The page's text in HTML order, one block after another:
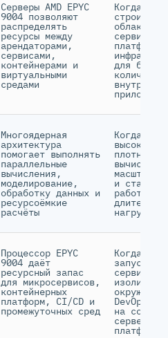
Серверы AMD EPYC
9004 позволяют
распределять
ресурсы между
арендаторами,
сервисами,
контейнерами и
виртуальными
средами
Когда
строить
облако,
сервисную
для
Многоядерная
архитектура
помогает выполнять
параллельные
вычисления,
моделирование,
обработку данных и
ресурсоёмкие
расчёты
Когда
высокая
плотность
и
работа
нагрузкой
Процессор EPYC
9004 даёт
ресурсный запас
для микросервисов,
контейнерных
платформ, CI/CD и
промежуточных сред
Когда
сервисов,
DevOps-
на
серверной
платформе